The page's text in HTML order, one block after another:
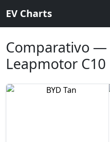
EV Charts
Comparativo —
Leapmotor